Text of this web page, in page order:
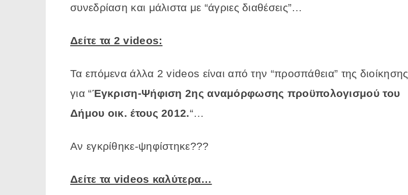
συνεδρίαση και μάλιστα με “άγριες διαθέσεις”…
Δείτε τα 2 videos:
Τα επόμενα άλλα 2 videos είναι από την “προσπάθεια” της διοίκησης
για “Έγκριση-Ψήφιση 2ης αναμόρφωσης προϋπολογισμού του
Δήμου οικ. έτους 2012.“…
Αν εγκρίθηκε-ψηφίστηκε???
Δείτε τα videos καλύτερα…